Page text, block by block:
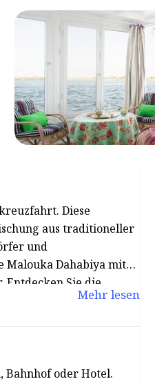
Diese
aus traditioneller
und
Malouka Dahabiya mit
Entdecken Sie die
Kreuzfahrt.Mehr lesen
oder Hotel.